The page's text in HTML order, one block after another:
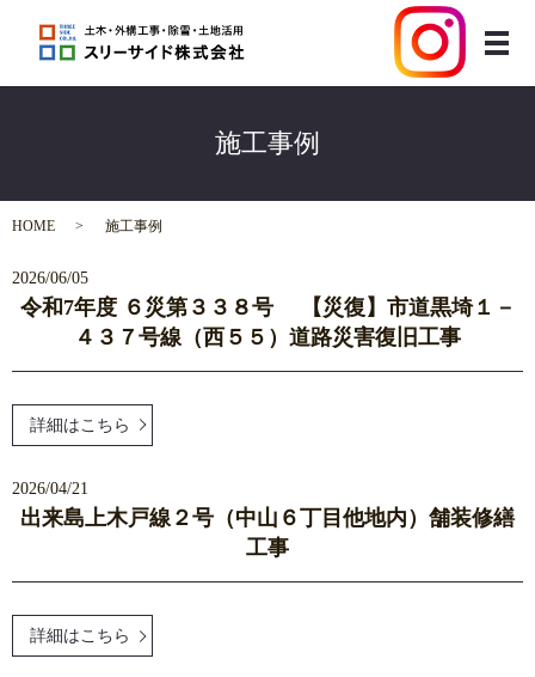
メ
施工事例
HOME 施工事例
2026/06/05
令和7年度 ６災第３３８号 【災復】市道黒埼１－
４３７号線（西５５）道路災害復旧工事
詳細はこちら
2026/04/21
出来島上木戸線２号（中山６丁目他地内）舗装修繕
工事
詳細はこちら